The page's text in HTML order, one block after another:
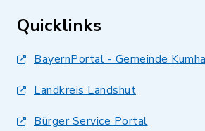
Quicklinks
BayernPortal - Gemeinde
Landkreis Landshut
Bürger Service Portal